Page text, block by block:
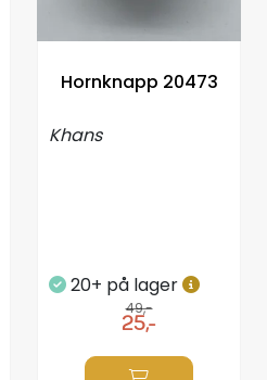
Hornknapp 20473
Khans
20+ på lager
49,-
25,-